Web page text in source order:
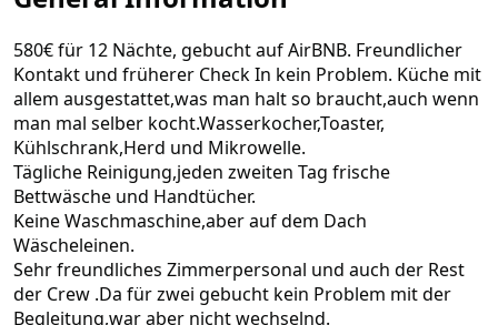
(
)
580€ für 12 Nächte, gebucht auf AirBNB. Freundlicher
Kontakt und früherer Check In kein Problem. Küche mit
allem ausgestattet,was man halt so braucht,auch wenn
man mal selber kocht.Wasserkocher,Toaster,
Kühlschrank,Herd und Mikrowelle.
Tägliche Reinigung,jeden zweiten Tag frische
Bettwäsche und Handtücher.
Keine Waschmaschine,aber auf dem Dach
Wäscheleinen.
Sehr freundliches Zimmerpersonal und auch der Rest
der Crew .Da für zwei gebucht kein Problem mit der
Begleitung,war aber nicht wechselnd.